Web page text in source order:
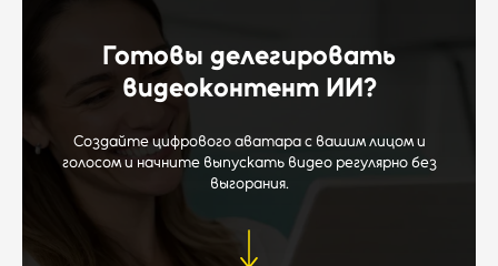
Готовы делегировать
видеоконтент ИИ?
Создайте цифрового аватара с вашим лицом и
голосом и начните выпускать видео регулярно без
выгорания.